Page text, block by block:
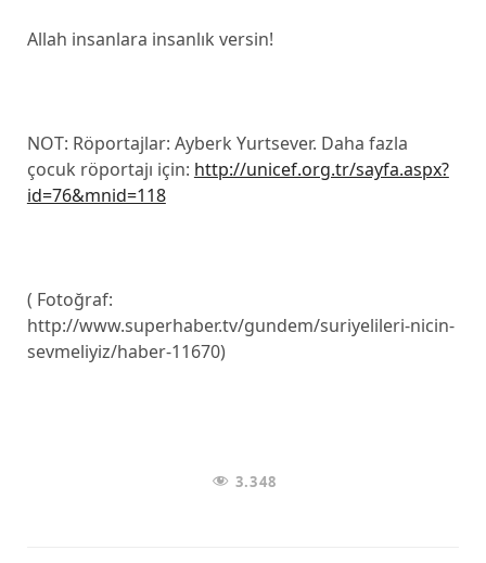
Allah insanlara insanlık versin!
NOT: Röportajlar: Ayberk Yurtsever. Daha fazla
çocuk röportajı için: http://unicef.org.tr/sayfa.aspx?
id=76&mnid=118
( Fotoğraf:
http://www.superhaber.tv/gundem/suriyelileri-nicin-
sevmeliyiz/haber-11670)
3.348